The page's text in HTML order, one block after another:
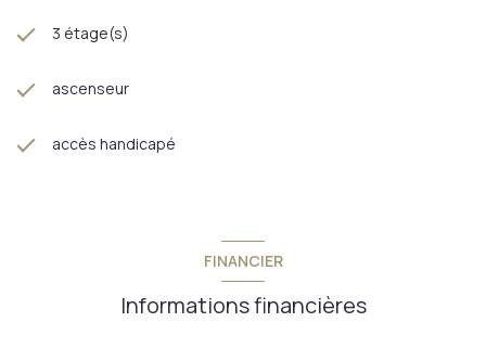
3 étage(s)
ascenseur
accès handicapé
FINANCIER
Informations financières